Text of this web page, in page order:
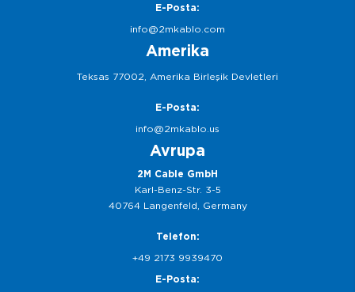
E-Posta:
info@2mkablo.com
Amerika
Teksas 77002, Amerika Birleşik Devletleri
E-Posta:
info@2mkablo.us
Avrupa
2M Cable GmbH
Karl-Benz-Str. 3-5
40764 Langenfeld, Germany
Telefon:
+49 2173 9939470
E-Posta: